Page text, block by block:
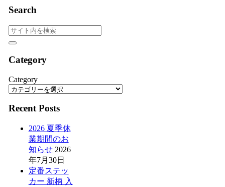
Search
Category
Category
Recent Posts
2026 夏季休
業期間のお
知らせ 2026
年7月30日
定番ステッ
カー 新柄 入